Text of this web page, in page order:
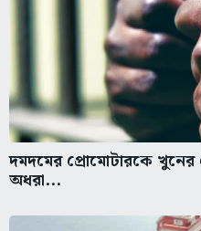
দমদমের প্রোমোটারকে খুনের
অধরা...